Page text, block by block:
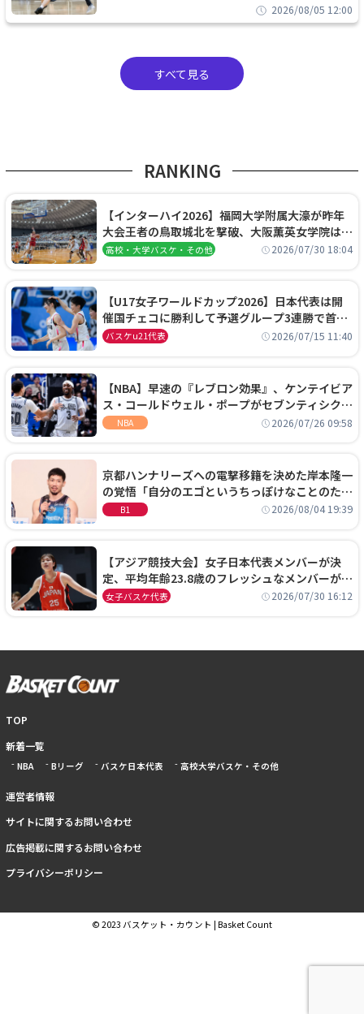
2026/08/05 12:00
すべて見る
RANKING
【インターハイ2026】福岡大学附属大濠が昨年
大会王者の鳥取城北を撃破、大阪薫英女学院は岐
阜女子に完勝、大会3日目試合結果
高校・大学バスケ・その他 2026/07/30 18:04
【U17女子ワールドカップ2026】日本代表は開
催国チェコに勝利して予選グループ3連勝で首位
通過！準々決勝の相手はエジプトに決定
バスケu21代表 2026/07/15 11:40
【NBA】早速の『レブロン効果』、ケンテイビア
ス・コールドウェル・ポープがセブンティシクサ
ーズに1年契約で加入
NBA 2026/07/26 09:58
京都ハンナリーズへの電撃移籍を決めた岸本隆一
の覚悟「自分のエゴというちっぽけなことのため
に、京都に来たわけではない」
B1 2026/08/04 19:39
【アジア競技大会】女子日本代表メンバーが決
定、平均年齢23.8歳のフレッシュなメンバーが日
本開催の大舞台で頂点を狙う
女子バスケ代表 2026/07/30 16:12
TOP
新着一覧
NBA Bリーグ バスケ日本代表 高校大学バスケ・その他
運営者情報
サイトに関するお問い合わせ
広告掲載に関するお問い合わせ
プライバシーポリシー
© 2023 バスケット・カウント | Basket Count